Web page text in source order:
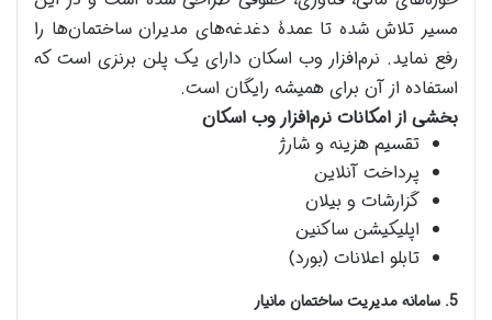
مسیر تلاش شده تا عمدۀ دغدغه‌های مدیران ساختمان‌ها را
رفع نماید. نرم‌افزار وب اسکان دارای یک پلن برنزی است که
استفاده از آن برای همیشه رایگان است.
بخشی از امکانات نرم‌افزار وب اسکان
تقسیم هزینه و شارژ
پرداخت آنلاین
گزارشات و بیلان
اپلیکیشن ساکنین
تابلو اعلانات (بورد)
5. سامانه مدیریت ساختمان مانیار